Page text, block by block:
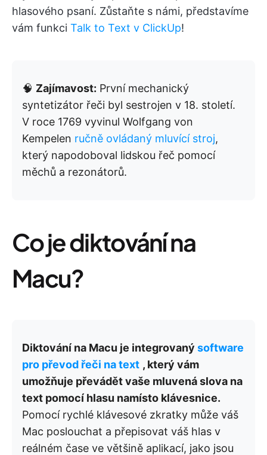
hlasového psaní. Zůstaňte s námi, představíme
vám funkci Talk to Text v ClickUp!
🧠 Zajímavost: První mechanický
syntetizátor řeči byl sestrojen v 18. století.
V roce 1769 vyvinul Wolfgang von
Kempelen ručně ovládaný mluvící stroj,
který napodoboval lidskou řeč pomocí
měchů a rezonátorů.
Co je diktování na
Macu?
Diktování na Macu je integrovaný software
pro převod řeči na text , který vám
umožňuje převádět vaše mluvená slova na
text pomocí hlasu namísto klávesnice.
Pomocí rychlé klávesové zkratky může váš
Mac poslouchat a přepisovat váš hlas v
reálném čase ve většině aplikací, jako jsou